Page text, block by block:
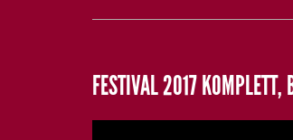
FESTIVAL 2017